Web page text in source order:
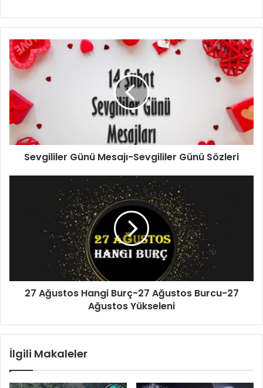
Sevgililer
Günü
Mesajı-
Sevgililer
Günü
Sözleri
Sevgililer Günü Mesajı-Sevgililer Günü Sözleri
Yükseleni
27 Ağustos Hangi Burç-27 Ağustos Burcu-27
Ağustos Yükseleni
İlgili Makaleler